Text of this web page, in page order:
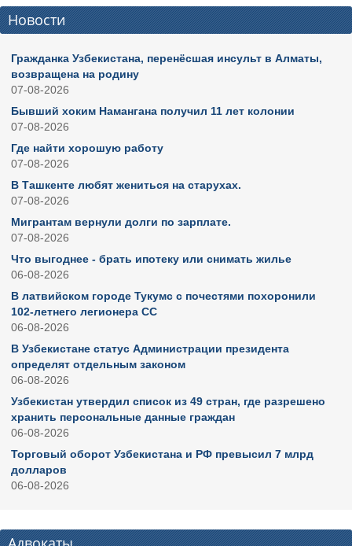
Новости
Гражданка Узбекистана, перенёсшая инсульт в Алматы,
возвращена на родину
07-08-2026
Бывший хоким Намангана получил 11 лет колонии
07-08-2026
Где найти хорошую работу
07-08-2026
В Ташкенте любят жениться на старухах.
07-08-2026
Мигрантам вернули долги по зарплате.
07-08-2026
Что выгоднее - брать ипотеку или снимать жилье
06-08-2026
В латвийском городе Тукумс с почестями похоронили
102-летнего легионера СС
06-08-2026
В Узбекистане статус Администрации президента
определят отдельным законом
06-08-2026
Узбекистан утвердил список из 49 стран, где разрешено
хранить персональные данные граждан
06-08-2026
Торговый оборот Узбекистана и РФ превысил 7 млрд
долларов
06-08-2026